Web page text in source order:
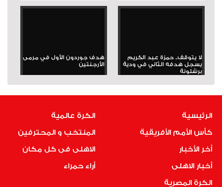
لا يتوقف.. حمزة عبد الكريم
يسجل هدفه الثاني في ودية
برشلونة
هدف جوردون الأول في مرمى
الأرجنتين
الرئيسية
كأس الأمم الأفريقية
أخر الأخبار
أخبار الاهلى
الكرة المصرية
الكرة عالمية
المنتخب و المحترفين
الاهلى فى كل مكان
أراء حمراء